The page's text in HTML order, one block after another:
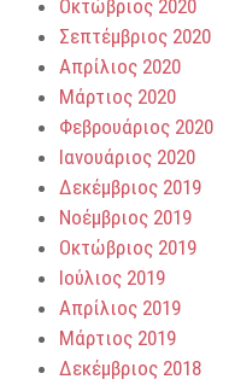
Οκτώβριος 2020
Σεπτέμβριος 2020
Απρίλιος 2020
Μάρτιος 2020
Φεβρουάριος 2020
Ιανουάριος 2020
Δεκέμβριος 2019
Νοέμβριος 2019
Οκτώβριος 2019
Ιούλιος 2019
Απρίλιος 2019
Μάρτιος 2019
Δεκέμβριος 2018